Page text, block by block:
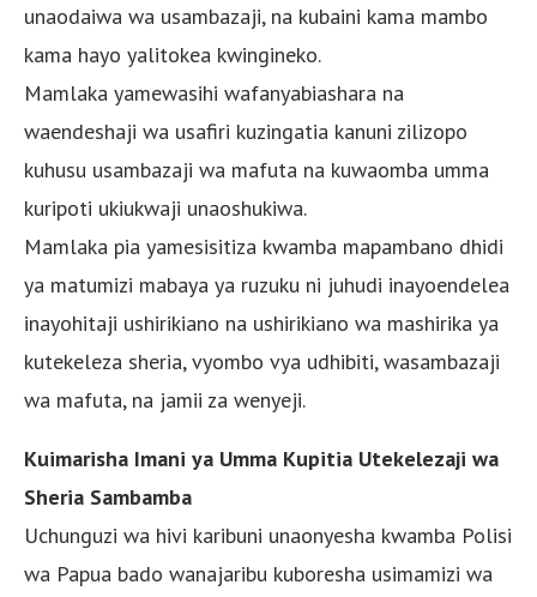
unaodaiwa wa usambazaji, na kubaini kama mambo
kama hayo yalitokea kwingineko.
Mamlaka yamewasihi wafanyabiashara na
waendeshaji wa usafiri kuzingatia kanuni zilizopo
kuhusu usambazaji wa mafuta na kuwaomba umma
kuripoti ukiukwaji unaoshukiwa.
Mamlaka pia yamesisitiza kwamba mapambano dhidi
ya matumizi mabaya ya ruzuku ni juhudi inayoendelea
inayohitaji ushirikiano na ushirikiano wa mashirika ya
kutekeleza sheria, vyombo vya udhibiti, wasambazaji
wa mafuta, na jamii za wenyeji.
Kuimarisha Imani ya Umma Kupitia Utekelezaji wa
Sheria Sambamba
Uchunguzi wa hivi karibuni unaonyesha kwamba Polisi
wa Papua bado wanajaribu kuboresha usimamizi wa